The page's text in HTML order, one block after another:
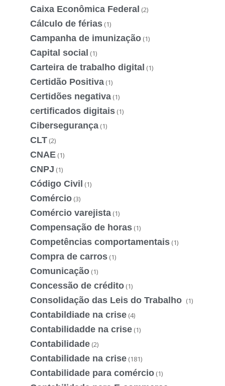
Caixa Econômica Federal (2)
Cálculo de férias (1)
Campanha de imunização (1)
Capital social (1)
Carteira de trabalho digital (1)
Certidão Positiva (1)
Certidões negativa (1)
certificados digitais (1)
Cibersegurança (1)
CLT (2)
CNAE (1)
CNPJ (1)
Código Civil (1)
Comércio (3)
Comércio varejista (1)
Compensação de horas (1)
Competências comportamentais (1)
Compra de carros (1)
Comunicação (1)
Concessão de crédito (1)
Consolidação das Leis do Trabalho (1)
Contabildiade na crise (4)
Contabilidadde na crise (1)
Contabilidade (2)
Contabilidade na crise (181)
Contabilidade para comércio (1)